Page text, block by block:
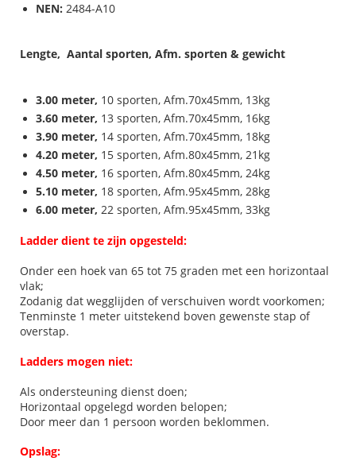
NEN: 2484-A10
Lengte, Aantal sporten, Afm. sporten & gewicht
3.00 meter, 10 sporten, Afm.70x45mm, 13kg
3.60 meter, 13 sporten, Afm.70x45mm, 16kg
3.90 meter, 14 sporten, Afm.70x45mm, 18kg
4.20 meter, 15 sporten, Afm.80x45mm, 21kg
4.50 meter, 16 sporten, Afm.80x45mm, 24kg
5.10 meter, 18 sporten, Afm.95x45mm, 28kg
6.00 meter, 22 sporten, Afm.95x45mm, 33kg
Ladder dient te zijn opgesteld:
Onder een hoek van 65 tot 75 graden met een horizontaal
vlak;
Zodanig dat wegglijden of verschuiven wordt voorkomen;
Tenminste 1 meter uitstekend boven gewenste stap of
overstap.
Ladders mogen niet:
Als ondersteuning dienst doen;
Horizontaal opgelegd worden belopen;
Door meer dan 1 persoon worden beklommen.
Opslag: